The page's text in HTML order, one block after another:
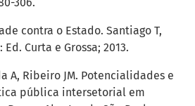
306.
contra o Estado. Santiago T,
Curta e Grossa; 2013.
A, Ribeiro JM. Potencialidades e
pública intersetorial em